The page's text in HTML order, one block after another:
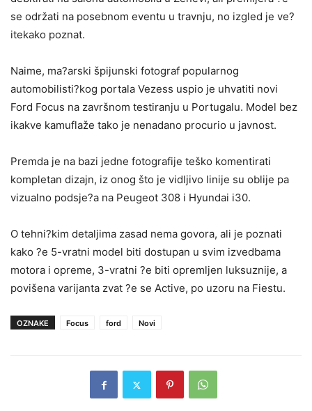
se održati na posebnom eventu u travnju, no izgled je ve?
itekako poznat.
Naime, ma?arski špijunski fotograf popularnog
automobilisti?kog portala Vezess uspio je uhvatiti novi
Ford Focus na završnom testiranju u Portugalu. Model bez
ikakve kamuflaže tako je nenadano procurio u javnost.
Premda je na bazi jedne fotografije teško komentirati
kompletan dizajn, iz onog što je vidljivo linije su oblije pa
vizualno podsje?a na Peugeot 308 i Hyundai i30.
O tehni?kim detaljima zasad nema govora, ali je poznati
kako ?e 5-vratni model biti dostupan u svim izvedbama
motora i opreme, 3-vratni ?e biti opremljen luksuznije, a
povišena varijanta zvat ?e se Active, po uzoru na Fiestu.
OZNAKE Focus ford Novi